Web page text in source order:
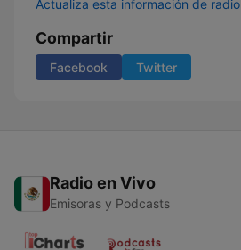
Actualiza esta información de radio
Compartir
Facebook Twitter
Radio en Vivo
Emisoras y Podcasts